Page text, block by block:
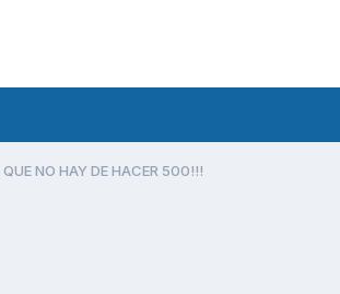
NO HAY DE HACER 500!!!